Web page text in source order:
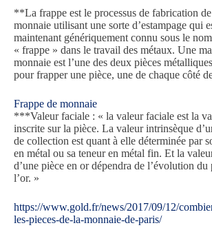
**La frappe est le processus de fabrication
monnaie utilisant une sorte d’estampage qui
maintenant génériquement connu sous le
« frappe » dans le travail des métaux. Une
monnaie est l’une des deux pièces
pour frapper une pièce, une de chaque côté
Frappe de monnaie
***Valeur faciale : « la valeur faciale est la
inscrite sur la pièce. La valeur intrinsèque
de collection est quant à elle déterminée par
en métal ou sa teneur en métal fin. Et la
d’une pièce en or dépendra de l’évolution du
l’or. »
https://www.gold.fr/news/2017/09/12/
les-pieces-de-la-monnaie-de-paris/